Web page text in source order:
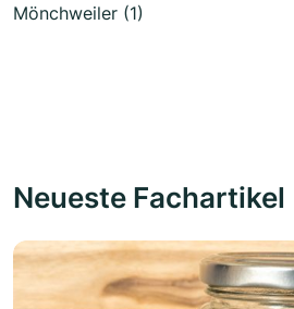
Mönchweiler (1)
Neueste Fachartikel